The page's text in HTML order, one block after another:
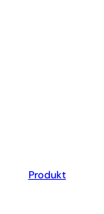
Produkt